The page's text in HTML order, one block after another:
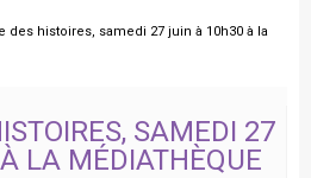
des histoires, samedi 27 juin à 10h30 à la
SAMEDI 27
LA MÉDIATHÈQUE